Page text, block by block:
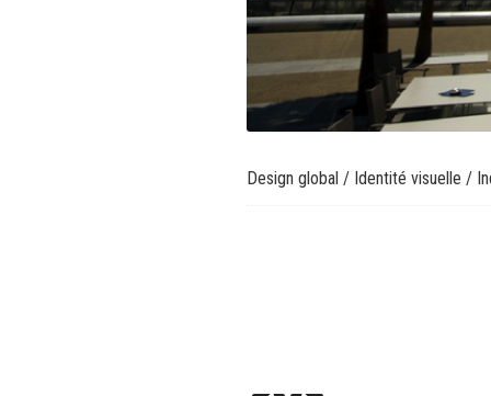
Design global / Identité visuelle /